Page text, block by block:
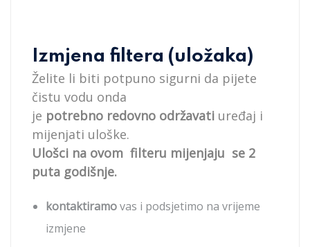
Izmjena filtera (uložaka)
Želite li biti potpuno sigurni da pijete
čistu vodu onda
je potrebno redovno održavati uređaj i
mijenjati uloške.
Ulošci na ovom filteru mijenjaju se 2
puta godišnje.
kontaktiramovas i podsjetimo na vrijeme
izmjene